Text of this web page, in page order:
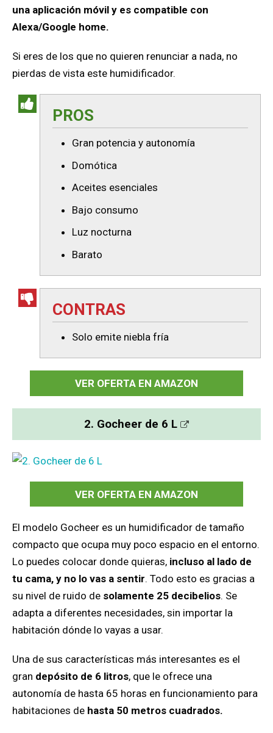
una aplicación móvil y es compatible con
Alexa/Google home.
Si eres de los que no quieren renunciar a nada, no
pierdas de vista este humidificador.
PROS
Gran potencia y autonomía
Domótica
Aceites esenciales
Bajo consumo
Luz nocturna
Barato
CONTRAS
Solo emite niebla fría
VER OFERTA EN AMAZON
2. Gocheer de 6 L
VER OFERTA EN AMAZON
El modelo Gocheer es un humidificador de tamaño
compacto que ocupa muy poco espacio en el entorno.
Lo puedes colocar donde quieras, incluso al lado de
tu cama, y no lo vas a sentir. Todo esto es gracias a
su nivel de ruido de solamente 25 decibelios. Se
adapta a diferentes necesidades, sin importar la
habitación dónde lo vayas a usar.
Una de sus características más interesantes es el
gran depósito de 6 litros, que le ofrece una
autonomía de hasta 65 horas en funcionamiento para
habitaciones de hasta 50 metros cuadrados.